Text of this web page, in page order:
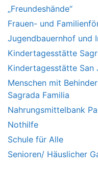
„Freundeshände“
Frauen- und
Jugendbauernhof und
Kindertagesstätte
Kindertagesstätte San
Menschen mit
Sagrada Familia
Nahrungsmittelbank
Nothilfe
Schule für Alle
Senioren/ Häuslicher